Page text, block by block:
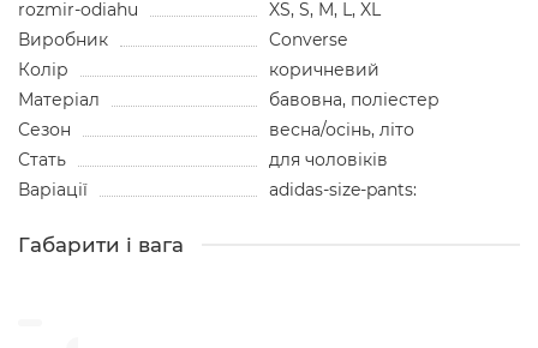
rozmir-odiahu
XS, S, M, L, XL
Виробник
Converse
Колір
коричневий
Матеріал
бавовна, поліестер
Сезон
весна/осінь, літо
Стать
для чоловіків
Варіації
adidas-size-pants:
Габарити і вага